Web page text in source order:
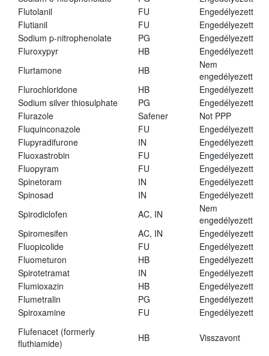
Flutolanil
FU
Engedélyezett
Flutianil
FU
Engedélyezett
Sodium p-nitrophenolate
PG
Engedélyezett
Fluroxypyr
HB
Engedélyezett
Flurtamone
HB
Nem
engedélyezett
Flurochloridone
HB
Engedélyezett
Sodium silver thiosulphate
PG
Engedélyezett
Flurazole
Safener
Not PPP
Fluquinconazole
FU
Engedélyezett
Flupyradifurone
IN
Engedélyezett
Fluoxastrobin
FU
Engedélyezett
Fluopyram
FU
Engedélyezett
Spinetoram
IN
Engedélyezett
Spinosad
IN
Engedélyezett
Spirodiclofen
AC, IN
Nem
engedélyezett
Spiromesifen
AC, IN
Engedélyezett
Fluopicolide
FU
Engedélyezett
Fluometuron
HB
Engedélyezett
Spirotetramat
IN
Engedélyezett
Flumioxazin
HB
Engedélyezett
Flumetralin
PG
Engedélyezett
Spiroxamine
FU
Engedélyezett
Flufenacet (formerly
fluthiamide)
HB Visszavont